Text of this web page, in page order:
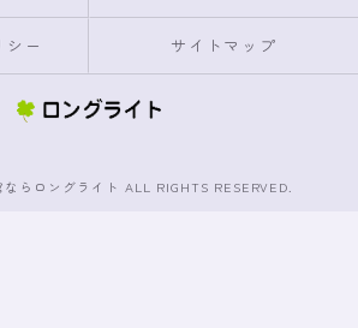
ー サイトマップ
らロングライト ALL RIGHTS RESERVED.